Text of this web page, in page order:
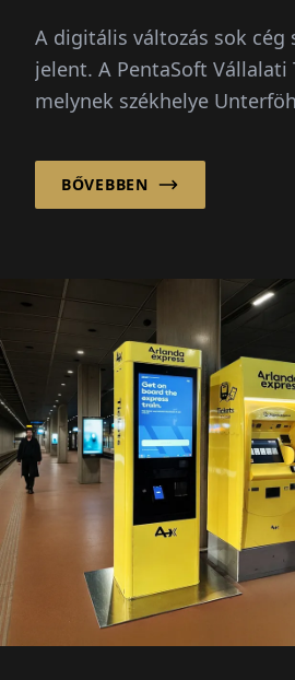
A digitális változás sok cég
jelent. A PentaSoft Vállalati
melynek székhelye
vállalatokat...
BŐVEBBEN